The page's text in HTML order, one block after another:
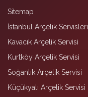
Sitemap
İstanbul Arçelik Servisleri
Kavacık Arçelik Servisi
Kurtköy Arçelik Servisi
Soğanlık Arçelik Servisi
Küçükyalı Arçelik Servisi